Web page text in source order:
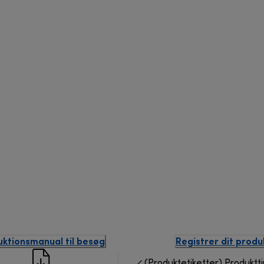
til besøg Registrer dit